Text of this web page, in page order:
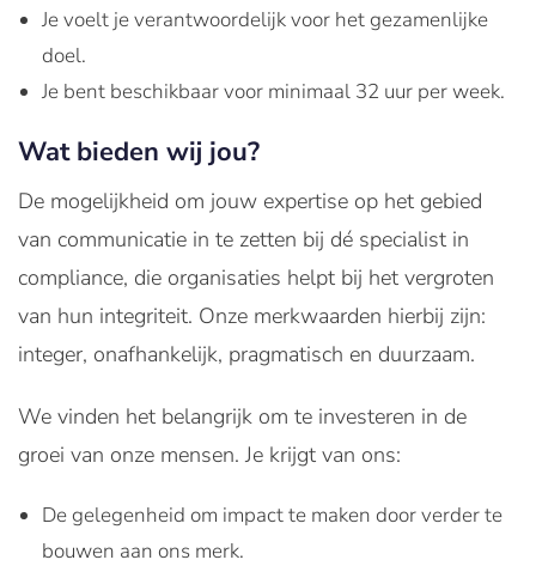
Je voelt je verantwoordelijk voor het gezamenlijke
doel.
Je bent beschikbaar voor minimaal 32 uur per week.
Wat bieden wij jou?
De mogelijkheid om jouw expertise op het gebied
van communicatie in te zetten bij dé specialist in
compliance, die organisaties helpt bij het vergroten
van hun integriteit. Onze merkwaarden hierbij zijn:
integer, onafhankelijk, pragmatisch en duurzaam.
We vinden het belangrijk om te investeren in de
groei van onze mensen. Je krijgt van ons:
De gelegenheid om impact te maken door verder te
bouwen aan ons merk.